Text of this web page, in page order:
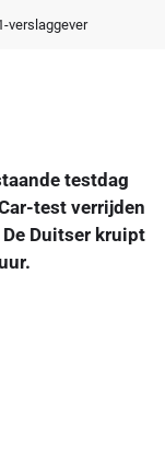
verslaggever
testdag
test verrijden
De Duitser kruipt